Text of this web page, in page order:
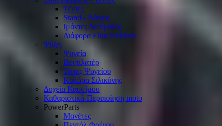
Τέντες
Stand - Βάσεις
Ιμάντες Δεσίματος
Διάφορα Είδη Paddock
Ψύξη
Ψυγεία
Βεντιλατέρ
Τάπες Ψυγείου
Κολάρα Σιλικόνης
Δοχεία Καυσίμου
Καθαριστικά-Περιποίηση moto
PowerParts
Μανέτες